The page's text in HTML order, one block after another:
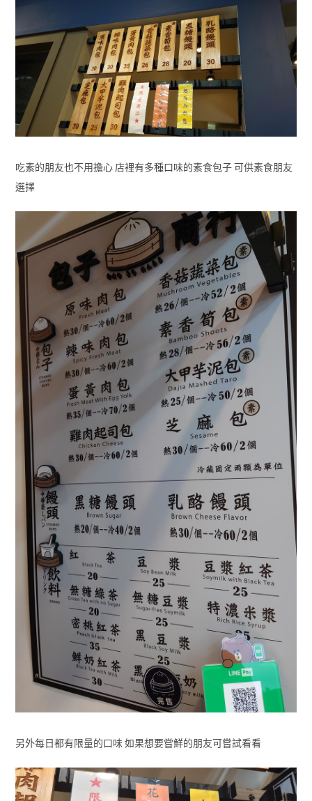
吃素的朋友也不用擔心 店裡有多種口味的素食包子 可供素食朋友
選擇
另外每日都有限量的口味 如果想要嘗鮮的朋友可嘗試看看